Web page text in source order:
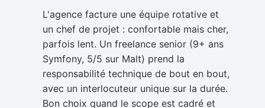
L'agence facture une équipe rotative et
un chef de projet : confortable mais cher,
parfois lent. Un freelance senior (9+ ans
Symfony, 5/5 sur Malt) prend la
responsabilité technique de bout en bout,
avec un interlocuteur unique sur la durée.
Bon choix quand le scope est cadré et